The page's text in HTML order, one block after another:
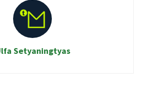
Setyaningtyas